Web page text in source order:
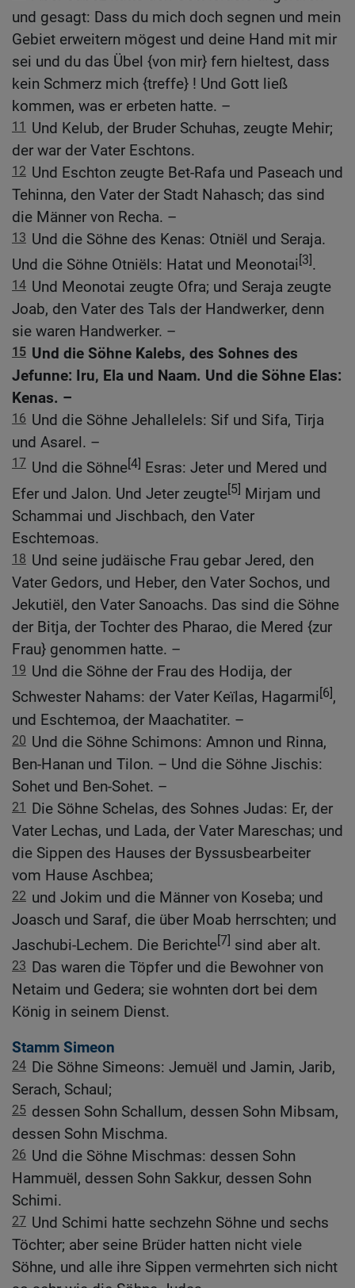
und gesagt: Dass du mich doch segnen und mein
Gebiet erweitern mögest und deine Hand mit mir
sei und du das Übel {von mir} fern hieltest, dass
kein Schmerz mich {treffe} ! Und Gott ließ
kommen, was er erbeten hatte. –
11 Und Kelub, der Bruder Schuhas, zeugte Mehir;
der war der Vater Eschtons.
12 Und Eschton zeugte Bet-Rafa und Paseach und
Tehinna, den Vater der Stadt Nahasch; das sind
die Männer von Recha. –
13 Und die Söhne des Kenas: Otniël und Seraja.
Und die Söhne Otniëls: Hatat und Meonotai [3].
14 Und Meonotai zeugte Ofra; und Seraja zeugte
Joab, den Vater des Tals der Handwerker, denn
sie waren Handwerker. –
15 Und die Söhne Kalebs, des Sohnes des
Jefunne: Iru, Ela und Naam. Und die Söhne Elas:
Kenas. –
16 Und die Söhne Jehallelels: Sif und Sifa, Tirja
und Asarel. –
17 Und die Söhne[4] Esras: Jeter und Mered und
Efer und Jalon. Und Jeter zeugte[5] Mirjam und
Schammai und Jischbach, den Vater
Eschtemoas.
18 Und seine judäische Frau gebar Jered, den
Vater Gedors, und Heber, den Vater Sochos, und
Jekutiël, den Vater Sanoachs. Das sind die Söhne
der Bitja, der Tochter des Pharao, die Mered {zur
Frau} genommen hatte. –
19 Und die Söhne der Frau des Hodija, der
Schwester Nahams: der Vater Keïlas, Hagarmi[6],
und Eschtemoa, der Maachatiter. –
20 Und die Söhne Schimons: Amnon und Rinna,
Ben-Hanan und Tilon. – Und die Söhne Jischis:
Sohet und Ben-Sohet. –
21 Die Söhne Schelas, des Sohnes Judas: Er, der
Vater Lechas, und Lada, der Vater Mareschas; und
die Sippen des Hauses der Byssusbearbeiter
vom Hause Aschbea;
22 und Jokim und die Männer von Koseba; und
Joasch und Saraf, die über Moab herrschten; und
Jaschubi-Lechem. Die Berichte[7] sind aber alt.
23 Das waren die Töpfer und die Bewohner von
Netaim und Gedera; sie wohnten dort bei dem
König in seinem Dienst.
Stamm Simeon
24 Die Söhne Simeons: Jemuël und Jamin, Jarib,
Serach, Schaul;
25 dessen Sohn Schallum, dessen Sohn Mibsam,
dessen Sohn Mischma.
26 Und die Söhne Mischmas: dessen Sohn
Hammuël, dessen Sohn Sakkur, dessen Sohn
Schimi.
27 Und Schimi hatte sechzehn Söhne und sechs
Töchter; aber seine Brüder hatten nicht viele
Söhne, und alle ihre Sippen vermehrten sich nicht